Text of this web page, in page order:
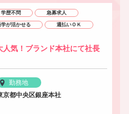
学歴不問 急募求人
学が活かせる 週払いＯＫ
人気！ブランド本社にて社長
勤務地
京都中央区銀座本社